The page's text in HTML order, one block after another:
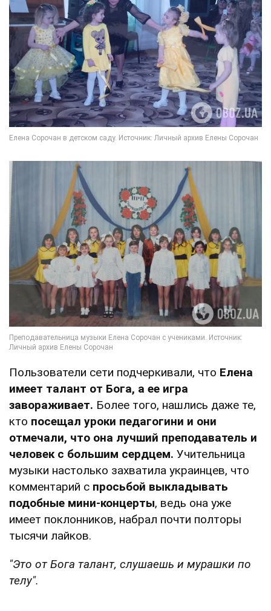
Пользователи сети подчеркивали, что Елена
имеет талант от Бога, а ее игра
завораживает. Более того, нашлись даже те,
кто посещал уроки педагогини и они
отмечали, что она лучший преподаватель и
человек с большим сердцем. Учительница
музыки настолько захватила украинцев, что
комментарий с просьбой выкладывать
подобные мини-концерты, ведь она уже
имеет поклонников, набрал почти полторы
тысячи лайков.
"Это от Бога талант, слушаешь и мурашки по
телу".